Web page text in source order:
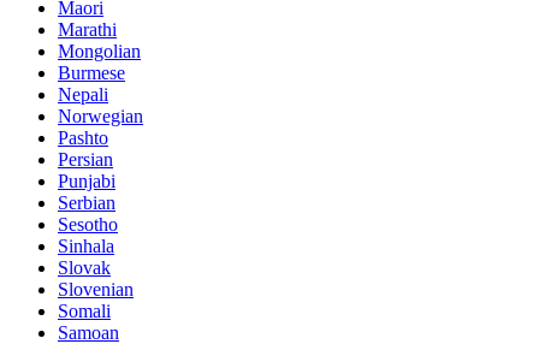
Maori
Marathi
Mongolian
Burmese
Nepali
Norwegian
Pashto
Persian
Punjabi
Serbian
Sesotho
Sinhala
Slovak
Slovenian
Somali
Samoan